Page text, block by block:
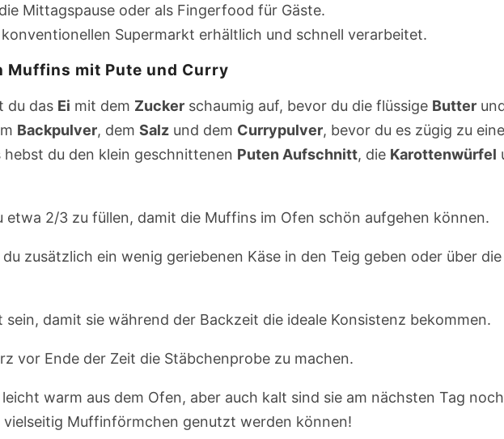
Mittagspause oder als Fingerfood für Gäste.
Supermarkt erhältlich und schnell verarbeitet.
mit Pute und Curry
du das Ei mit dem Zucker schaumig auf, bevor du die flüssige Butter
Backpulver, dem Salz und dem Currypulver, bevor du es zügig zu
du den klein geschnittenen Puten Aufschnitt, die Karottenwürfel
2/3 zu füllen, damit die Muffins im Ofen schön aufgehen können.
zusätzlich ein wenig geriebenen Käse in den Teig geben oder über
damit sie während der Backzeit die ideale Konsistenz bekommen.
vor Ende der Zeit die Stäbchenprobe zu machen.
warm aus dem Ofen, aber auch kalt sind sie am nächsten Tag
Muffinförmchen genutzt werden können!